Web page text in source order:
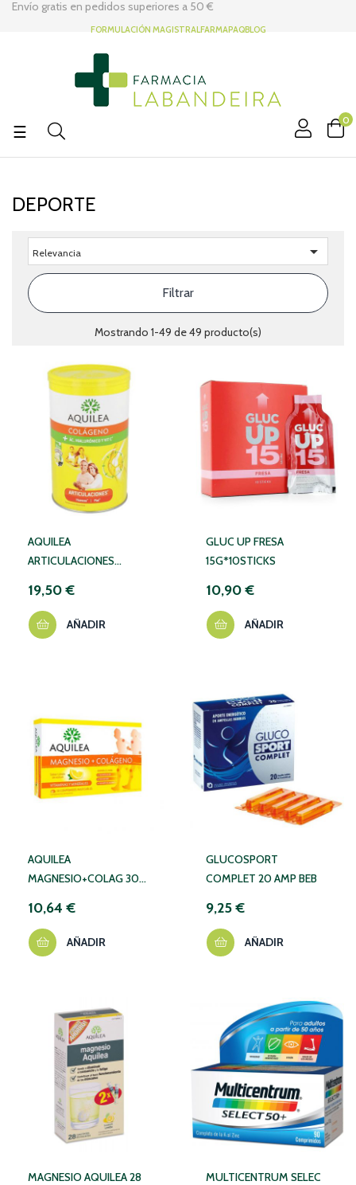
Envío gratis en pedidos superiores a 50 €
FORMULACIÓN MAGISTRALFARMAPAQBLOG
0
Navegación
palanca
☰
DEPORTE
Relevancia 
Filtrar
Mostrando 1-49 de 49 producto(s)
AQUILEA
ARTICULACIONES
19,50 €
AÑADIR
GLUC UP FRESA
15G*10STICKS
10,90 €
AÑADIR
AQUILEA
MAGNESIO+COLAG 30
10,64 €
AÑADIR
GLUCOSPORT
COMPLET 20 AMP BEB
9,25 €
AÑADIR
MAGNESIO AQUILEA 28
MULTICENTRUM SELEC